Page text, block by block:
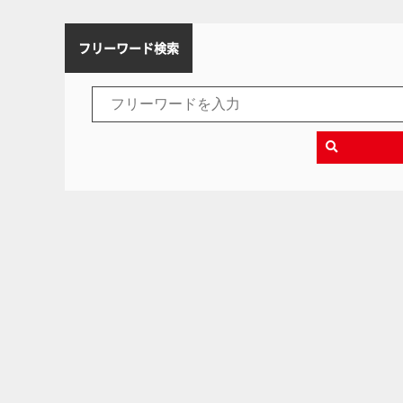
フリーワード検索